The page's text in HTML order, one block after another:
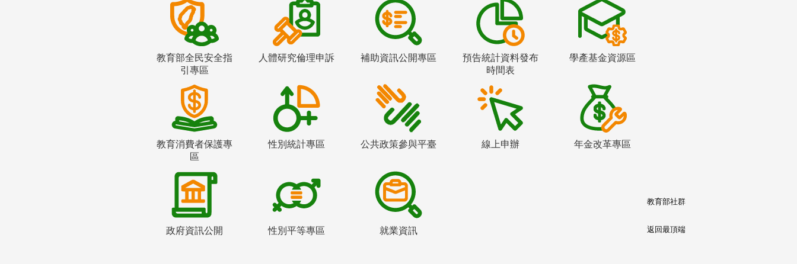
教育部全民安全指
引專區
人體研究倫理申訴 補助資訊公開專區
預告統計資料發布
時間表
學產基金資源區
教育消費者保護專
區
性別統計專區 公共政策參與平臺 線上申辦 年金改革專區
政府資訊公開 性別平等專區 就業資訊
教育部社群
返回最頂端